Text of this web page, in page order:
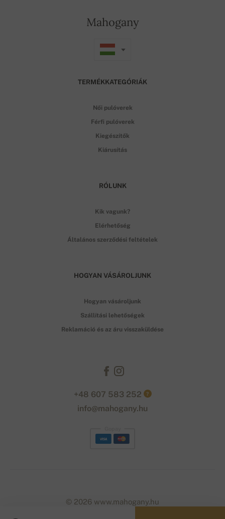
Mahogany
TERMÉKKATEGÓRIÁK
Női pulóverek
Férfi pulóverek
Kiegészítők
Kiárusítás
RÓLUNK
Kik vagunk?
Elérhetőség
Általános szerződési feltételek
HOGYAN VÁSÁROLJUNK
Hogyan vásároljunk
Szállítási lehetőségek
Reklamáció és az áru visszaküldése
+48 607 583 252 ?
info@mahogany.hu
© 2026 www.mahogany.hu